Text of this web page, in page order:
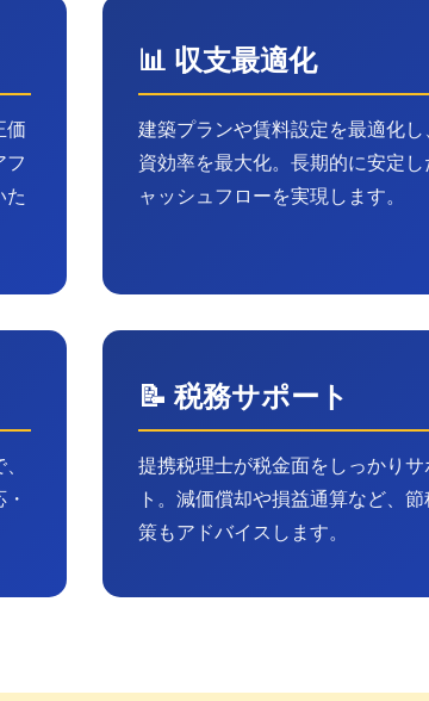
価
フ
た
📊 収支最適化
建築プランや賃料設定を最適化し
資効率を最大化。長期的に安定し
ャッシュフローを実現します。
📝 税務サポート
提携税理士が税金面をしっかりサ
ト。減価償却や損益通算など、節
策もアドバイスします。